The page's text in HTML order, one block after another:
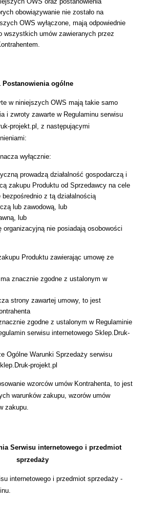
obowiązywanie nie zostało na
OWS wyłączone, mają odpowiednie
wszystkich umów zawieranych przez
Postanowienia ogólne
w niniejszych OWS mają takie samo
i zwroty zawarte w Regulaminu serwisu
projekt.pl, z następującymi
wyłącznie:
prowadzą działalność gospodarczą i
zakupu Produktu od Sprzedawcy na cele
bezpośrednio z tą działalnością
lub zawodową, lub
lub
organizacyjną nie posiadają osobowości
Produktu zawierając umowę ze
ma znacznie zgodne z ustalonym w
strony zawartej umowy, to jest
zgodne z ustalonym w Regulaminie
serwisu internetowego Sklep.Druk-
Ogólne Warunki Sprzedaży serwisu
projekt.pl
wzorców umów Kontrahenta, to jest
warunków zakupu, wzorów umów
zakupu.
Serwisu internetowego i przedmiot
sprzedaży
internetowego i przedmiot sprzedaży -